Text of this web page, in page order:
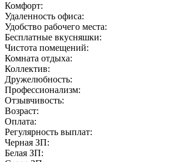
Комфорт:
Удаленность офиса:
Удобство рабочего места:
Бесплатные вкусняшки:
Чистота помещений:
Комната отдыха:
Коллектив:
Дружелюбность:
Профессионализм:
Отзывчивость:
Возраст:
Оплата:
Регулярность выплат:
Черная ЗП:
Белая ЗП: